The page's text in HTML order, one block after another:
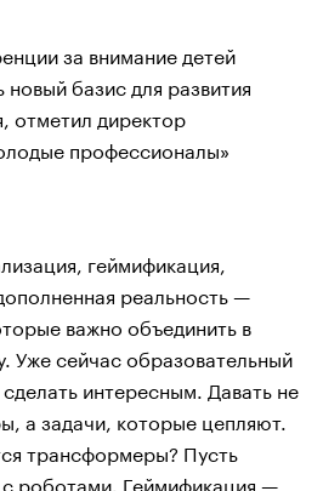
за внимание детей
базис для развития
отметил директор
профессионалы»
геймификация,
реальность —
важно объединить в
Уже сейчас образовательный
интересным. Давать не
а задачи, которые цепляют.
трансформеры? Пусть
роботами. Геймификация —